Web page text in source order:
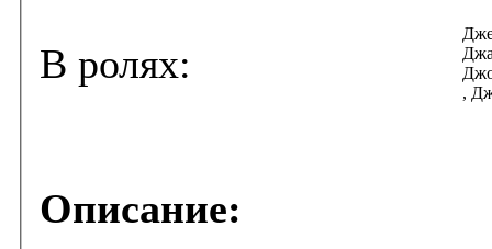
В ролях:
,
Описание: